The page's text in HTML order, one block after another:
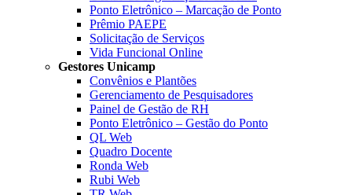
Ponto Eletrônico – Marcação de Ponto
Prêmio PAEPE
Solicitação de Serviços
Vida Funcional Online
Gestores Unicamp
Convênios e Plantões
Gerenciamento de Pesquisadores
Painel de Gestão de RH
Ponto Eletrônico – Gestão do Ponto
QL Web
Quadro Docente
Ronda Web
Rubi Web